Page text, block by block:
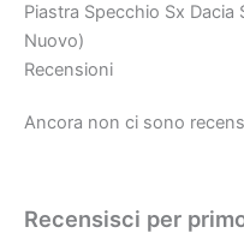
Piastra Specchio Sx
Nuovo)
Recensioni
Ancora non ci sono
Recensisci per